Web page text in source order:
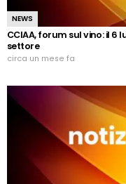
NEWS
CCIAA, forum sul vino: il
settore
circa un mese fa